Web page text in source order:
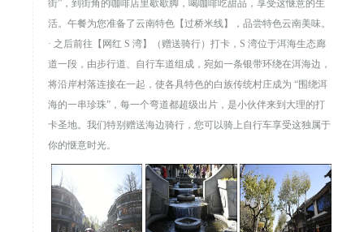
街”，到街角的咖啡店里歇歇脚，喝咖啡吃甜品，享受这惬意的生
活。午餐为您准备了云南特色【过桥米线】，品尝特色云南美味。
· 之后前往【网红 S 湾】（赠送骑行）打卡，S 湾位于洱海生态廊
道一段，由步行道、自行车道组成，宛如一条银带环绕在洱海边，
将沿岸村落连接在一起，使各具特色的白族传统村庄成为 “围绕洱
海的一串珍珠”，每一个弯道都超级出片，是小伙伴来到大理的打
卡圣地。我们特别赠送海边骑行，您可以骑上自行车享受这独属于
你的惬意时光。